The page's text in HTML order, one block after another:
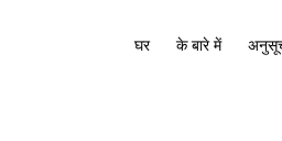
घर के बारे में